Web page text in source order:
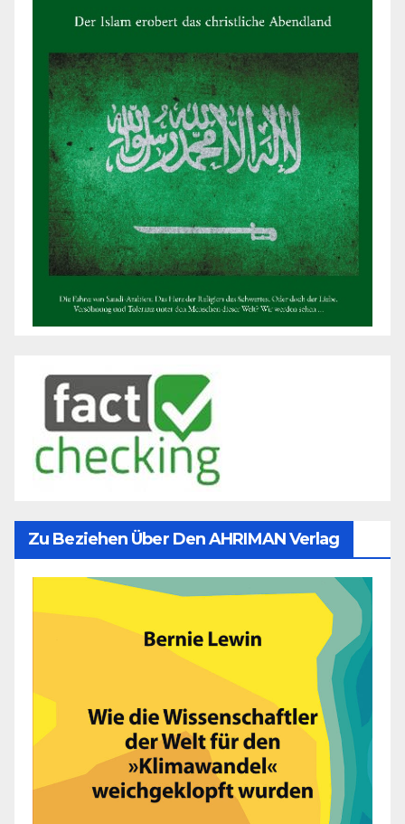
Zu Beziehen Über Den AHRIMAN Verlag